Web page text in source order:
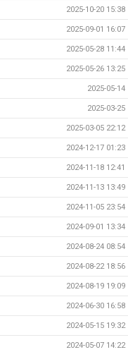
2025-10-20 15:38
2025-09-01 16:07
2025-05-28 11:44
2025-05-26 13:25
2025-05-14
2025-03-25
2025-03-05 22:12
2024-12-17 01:23
2024-11-18 12:41
2024-11-13 13:49
2024-11-05 23:54
2024-09-01 13:34
2024-08-24 08:54
2024-08-22 18:56
2024-08-19 19:09
2024-06-30 16:58
2024-05-15 19:32
2024-05-07 14:22